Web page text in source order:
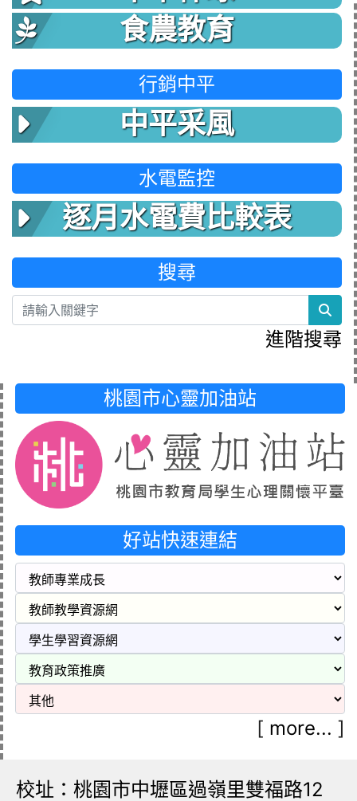
食農教育
行銷中平
中平采風
水電監控
逐月水電費比較表
搜尋
進階搜尋
桃園市心靈加油站
好站快速連結
[ more... ]
校址：桃園市中壢區過嶺里雙福路12